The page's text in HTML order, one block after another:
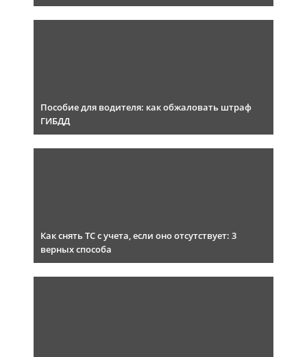
Пособие для водителя: как обжаловать штраф
ГИБДД
Как снять ТС с учета, если оно отсутствует: 3
верных способа